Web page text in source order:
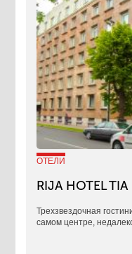
ОТЕЛИ
RIJA HOTEL TIA
Трехзвездочная
самом центре,